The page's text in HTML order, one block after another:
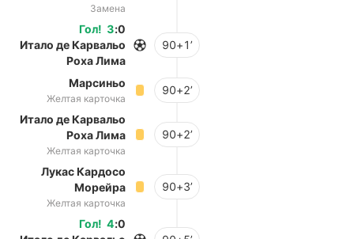
Замена
Гол! 3:0
Итало де Карвальо
Роха Лима
90+1’
Марсиньо
Желтая карточка
90+2’
Итало де Карвальо
Роха Лима
Желтая карточка
90+2’
Лукас Кардосо
Морейра
Желтая карточка
90+3’
Гол! 4:0